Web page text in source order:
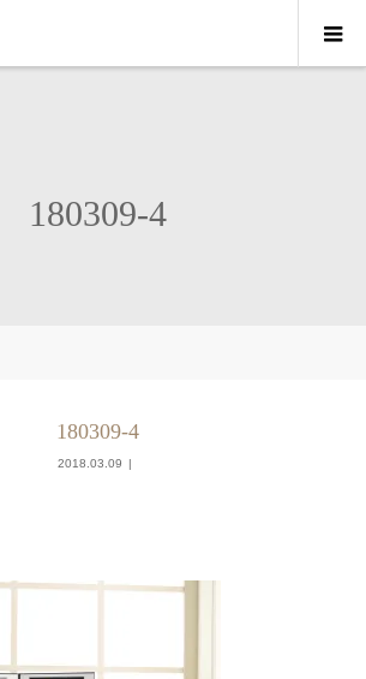
180309-4
180309-4
2018.03.09